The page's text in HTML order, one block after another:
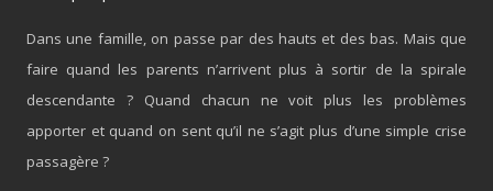
Dans une famille, on passe par des hauts et des bas. Mais que
faire quand les parents n’arrivent plus à sortir de la spirale
descendante ? Quand chacun ne voit plus les problèmes
apporter et quand on sent qu’il ne s’agit plus d’une simple crise
passagère ?